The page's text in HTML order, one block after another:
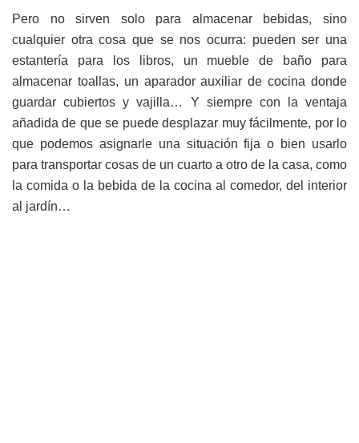
Pero no sirven solo para almacenar bebidas, sino
cualquier otra cosa que se nos ocurra: pueden ser una
estantería para los libros, un mueble de baño para
almacenar toallas, un aparador auxiliar de cocina donde
guardar cubiertos y vajilla… Y siempre con la ventaja
añadida de que se puede desplazar muy fácilmente, por lo
que podemos asignarle una situación fija o bien usarlo
para transportar cosas de un cuarto a otro de la casa, como
la comida o la bebida de la cocina al comedor, del interior
al jardín…